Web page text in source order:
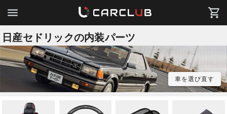
日産セドリックの内装パーツ
車を選び直す